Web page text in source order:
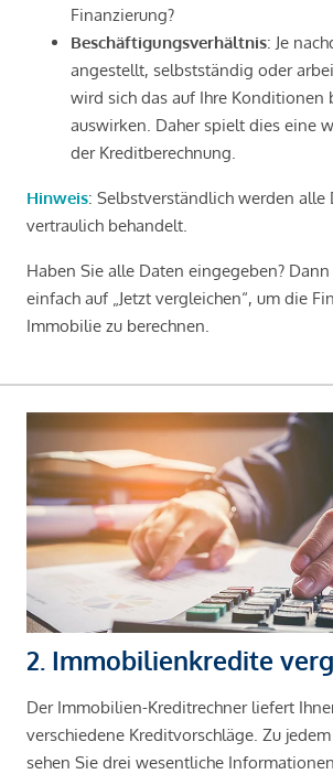
Finanzierung?
Beschäftigungsverhältnis: Je
angestellt, selbstständig oder
wird sich das auf Ihre Konditionen
auswirken. Daher spielt dies eine
der Kreditberechnung.
Hinweis: Selbstverständlich werden alle
vertraulich behandelt.
Haben Sie alle Daten eingegeben?
einfach auf „Jetzt vergleichen“, um die
Immobilie zu berechnen.
2. Immobilienkredite
Der Immobilien-Kreditrechner liefert
verschiedene Kreditvorschläge. Zu
sehen Sie drei wesentliche